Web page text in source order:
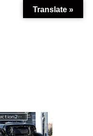
DemoCarCollection2017
Translate »